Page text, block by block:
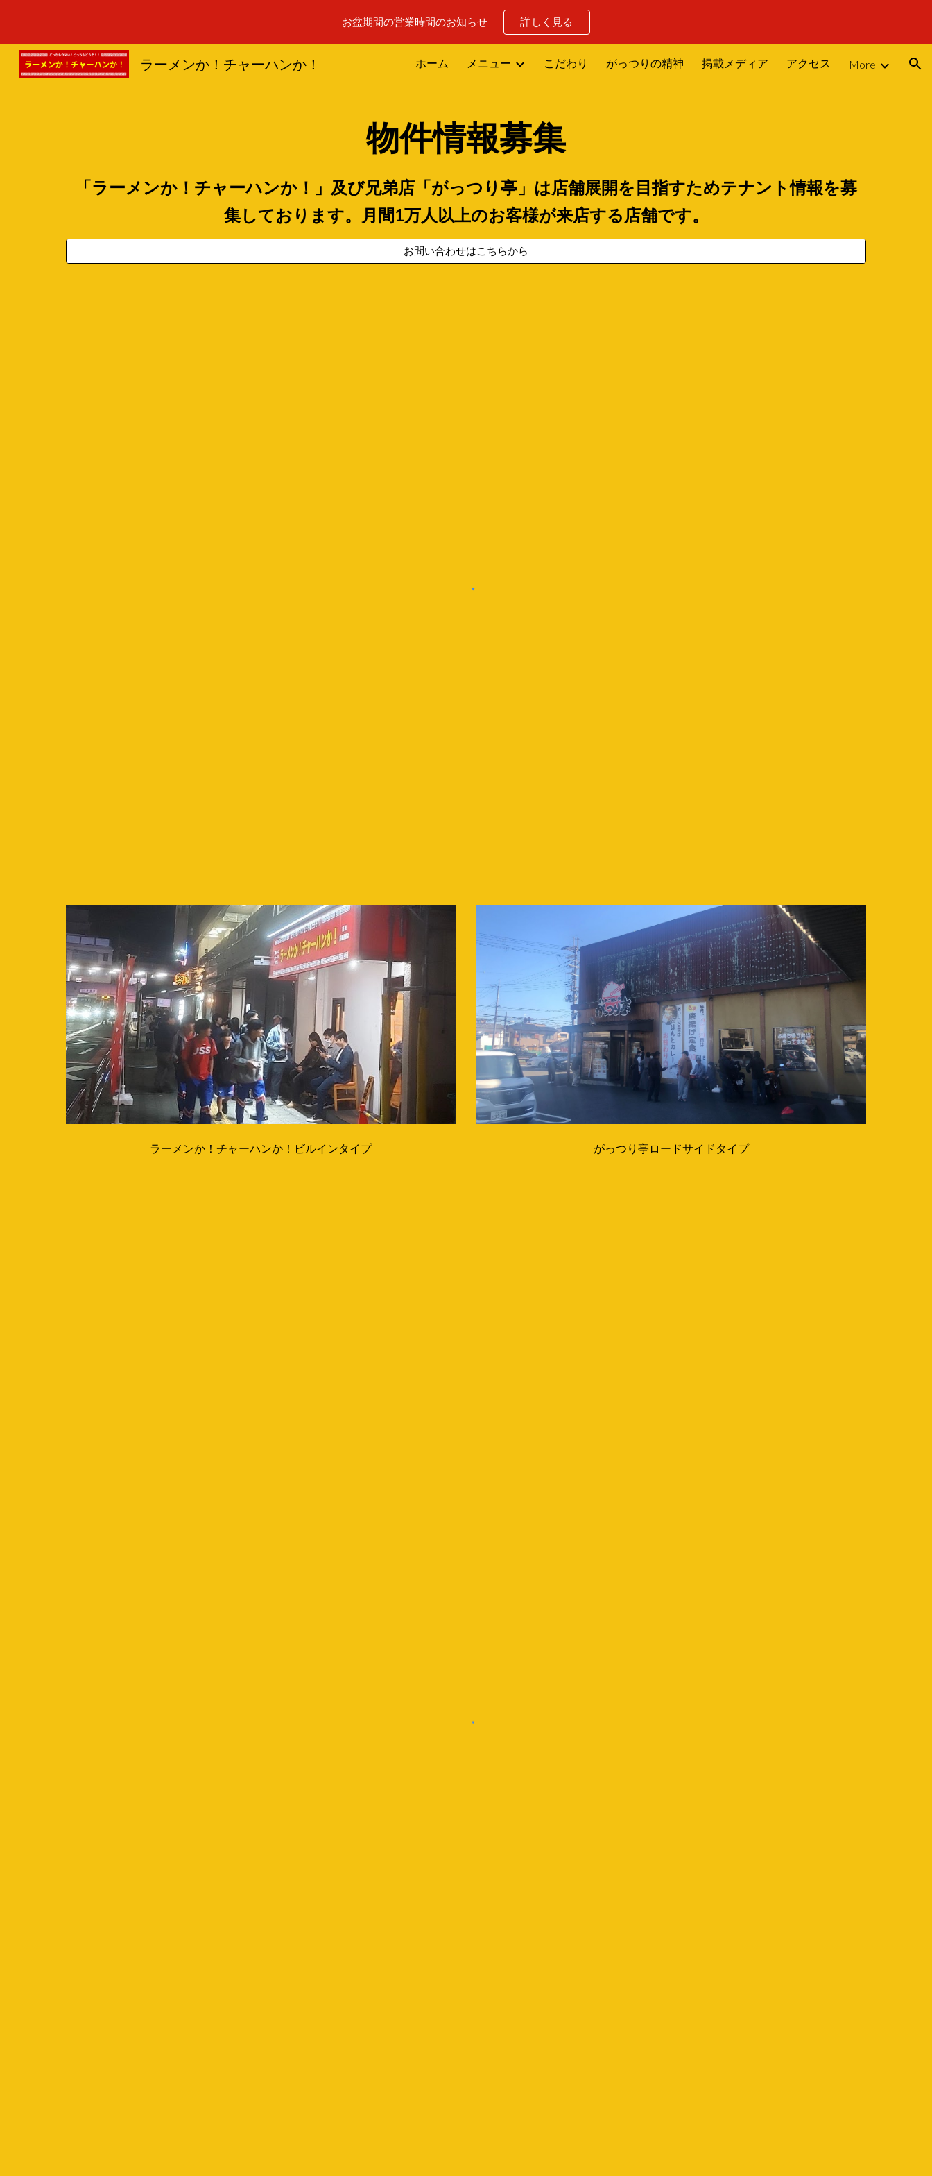
Skip to main content Skip to navigation
お盆期間の営業時間のお知らせ 詳しく見る
ラーメンか！チャーハンか！ ホーム メニュー こだわり がっつりの精神 掲載メディア アクセス More
物件情報募集
「ラーメンか！チャーハンか！」及び兄弟店「がっつり亭」は店舗展開を目指すためテナント情報を募
集しております。月間1万人以上のお客様が来店する店舗です。
お問い合わせはこちらから
ラーメンか！チャーハンか！ビルインタイプ がっつり亭ロードサイドタイプ